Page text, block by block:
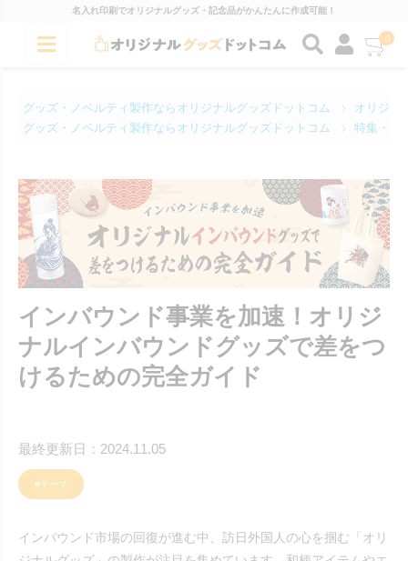
名入れ印刷でオリジナルグッズ・記念品がかんたんに作成可能！
0
グッズ・ノベルティ製作ならオリジナルグッズドットコム
オリジナ
グッズ・ノベルティ製作ならオリジナルグッズドットコム
特集・コ
インバウンド事業を加速！オリジ
ナルインバウンドグッズで差をつ
けるための完全ガイド
最終更新日：2024.11.05
#テーマ
インバウンド市場の回復が進む中、訪日外国人の心を掴む「オリ